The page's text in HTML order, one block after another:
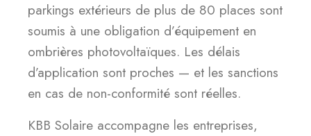
parkings extérieurs de plus de 80 places sont
soumis à une obligation d’équipement en
ombrières photovoltaïques. Les délais
d’application sont proches — et les sanctions
en cas de non-conformité sont réelles.
KBB Solaire accompagne les entreprises,